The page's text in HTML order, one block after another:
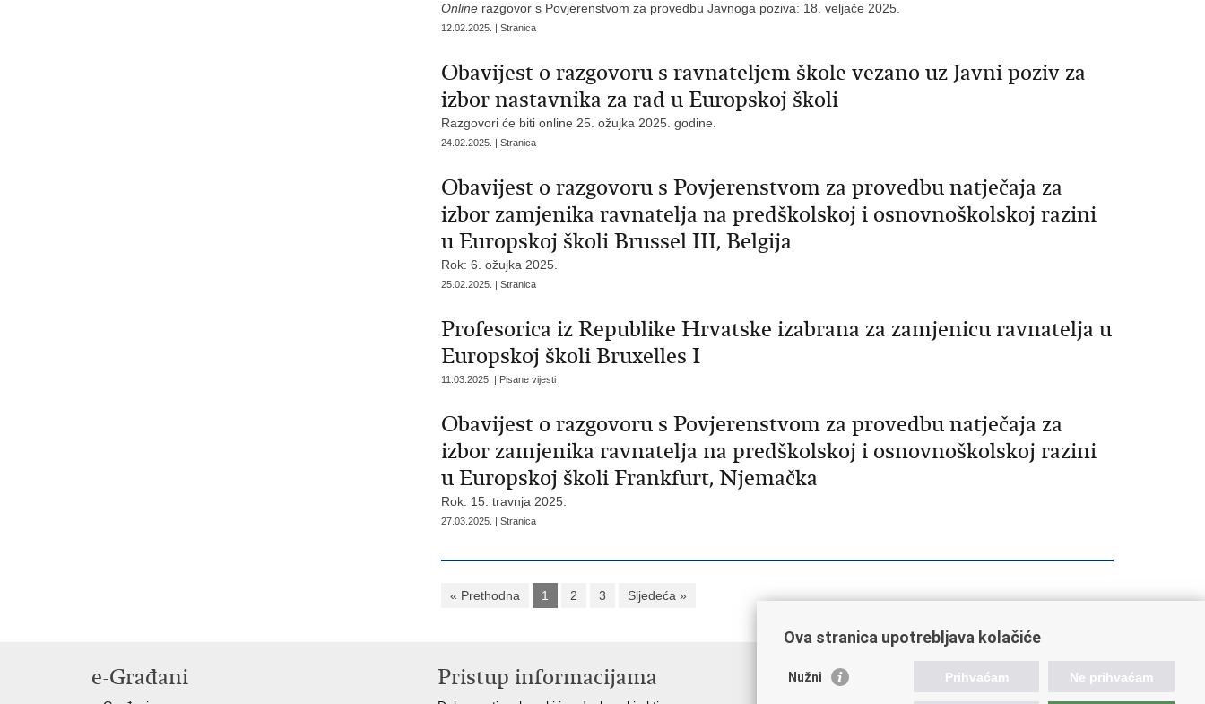
Online razgovor s Povjerenstvom za provedbu Javnoga poziva: 18. veljače 2025.
12.02.2025. | Stranica
Obavijest o razgovoru s ravnateljem škole vezano uz Javni poziv za
izbor nastavnika za rad u Europskoj školi
Razgovori će biti online 25. ožujka 2025. godine.
24.02.2025. | Stranica
Obavijest o razgovoru s Povjerenstvom za provedbu natječaja za
izbor zamjenika ravnatelja na predškolskoj i osnovnoškolskoj razini
u Europskoj školi Brussel III, Belgija
Rok: 6. ožujka 2025.
25.02.2025. | Stranica
Profesorica iz Republike Hrvatske izabrana za zamjenicu ravnatelja u
Europskoj školi Bruxelles I
11.03.2025. | Pisane vijesti
Obavijest o razgovoru s Povjerenstvom za provedbu natječaja za
izbor zamjenika ravnatelja na predškolskoj i osnovnoškolskoj razini
u Europskoj školi Frankfurt, Njemačka
Rok: 15. travnja 2025.
27.03.2025. | Stranica
« Prethodna 1 2 3 Sljedeća »
e-Građani Pristup informacijama Korisne poveznice
Ova stranica upotrebljava kolačiće
Nužni Prihvaćam Ne prihvaćam